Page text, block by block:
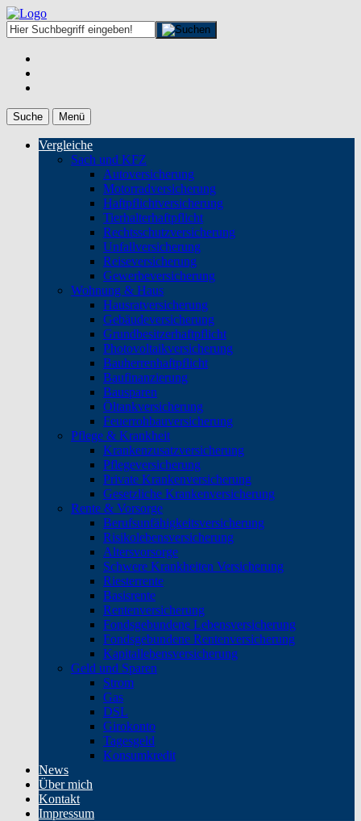
Suche Menü
Vergleiche
Sach und KFZ
Autoversicherung
Motorradversicherung
Haftpflichtversicherung
Tierhalterhaftpflicht
Rechtsschutzversicherung
Unfallversicherung
Reiseversicherung
Gewerbeversicherung
Wohnung & Haus
Hausratversicherung
Gebäudeversicherung
Grundbesitzerhaftpflicht
Photovoltaikversicherung
Bauherrenhaftpflicht
Baufinanzierung
Bausparen
Öltankversicherung
Feuerrohbauversicherung
Pflege & Krankheit
Krankenzusatzversicherung
Pflegeversicherung
Private Krankenversicherung
Gesetzliche Krankenversicherung
Rente & Vorsorge
Berufs­unfähigkeitsversicherung
Risikolebensversicherung
Altersvorsorge
Schwere Krankheiten Versicherung
Riesterrente
Basisrente
Rentenversicherung
Fondsgebundene Lebensversicherung
Fondsgebundene Rentenversicherung
Kapitallebensversicherung
Geld und Sparen
Strom
Gas
DSL
Girokonto
Tagesgeld
Konsumkredit
News
Über mich
Kontakt
Impressum